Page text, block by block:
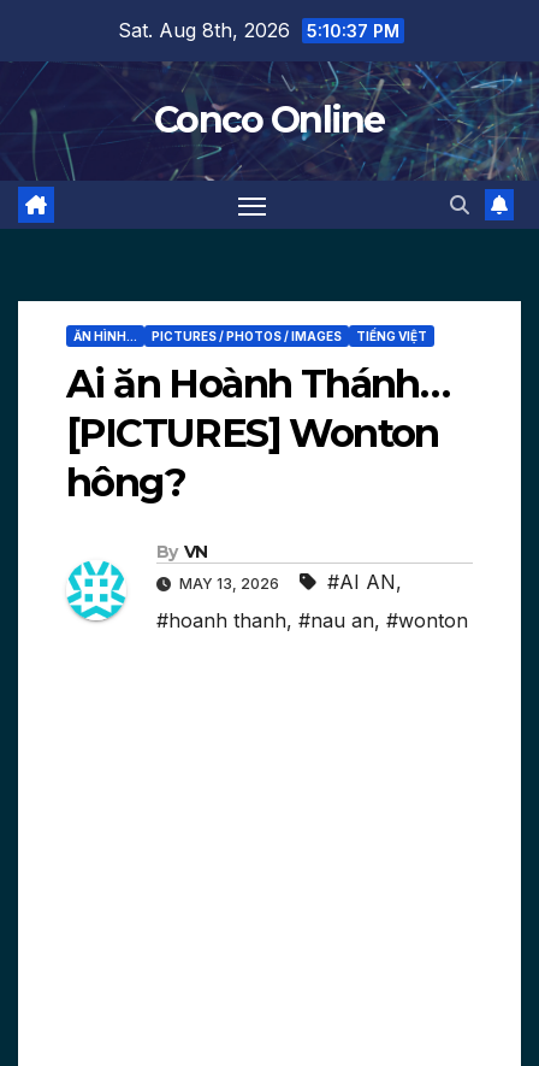
content
Sat. Aug 8th, 2026 5:10:38 PM
Conco Online
ĂN HÌNH... PICTURES / PHOTOS / IMAGES TIẾNG VIỆT
Ai ăn Hoành Thánh…
[PICTURES] Wonton
hông?
By VN
MAY 13, 2026 #AI AN,
#hoanh thanh, #nau an, #wonton